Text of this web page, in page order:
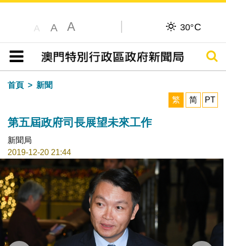
A A A 30°C
目錄
搜尋
首頁
新聞
繁
简 PT
第五屆政府司長展望未來工作
新聞局
2019-12-20 21:44